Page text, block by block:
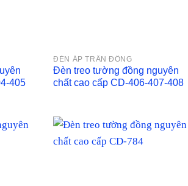
405
ĐÈN ÁP TRẦN ĐỒNG
Đèn treo tường đồng nguyên
chất cao cấp CD-406-407-408